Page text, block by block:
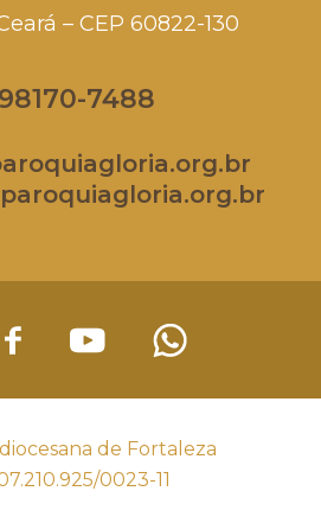
– CEP 60822-130
98170-7488
de Fortaleza
0023-11